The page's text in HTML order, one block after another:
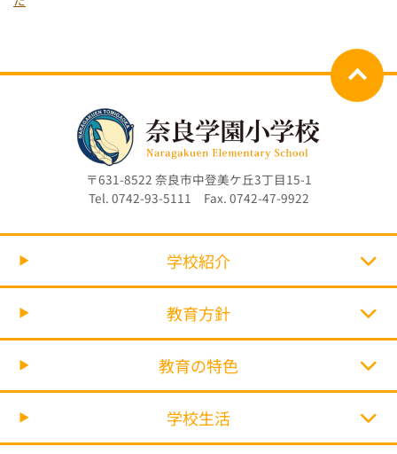
〒631-8522 奈良市中登美ケ丘3丁目15-1
Tel. 0742-93-5111 Fax. 0742-47-9922
学校紹介
教育方針
教育の特色
学校生活